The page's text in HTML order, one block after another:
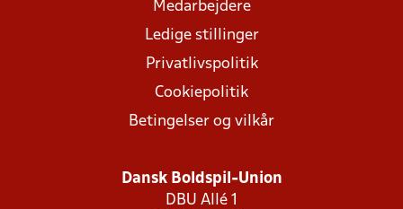
Medarbejdere
Ledige stillinger
Privatlivspolitik
Cookiepolitik
Betingelser og vilkår
Dansk Boldspil-Union
DBU Allé 1